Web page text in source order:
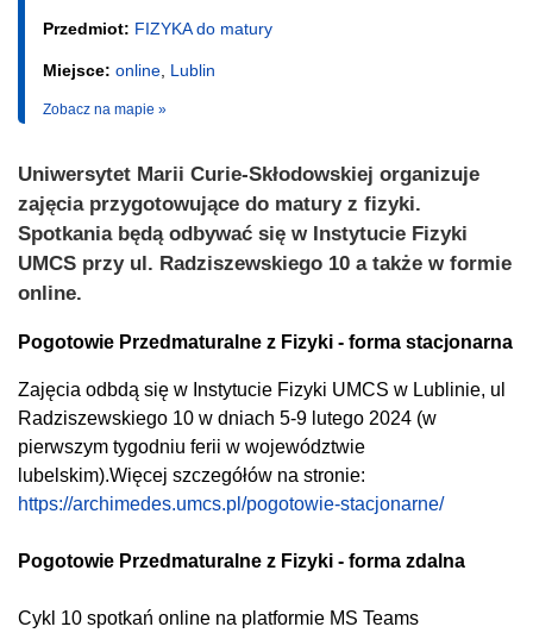
Przedmiot: FIZYKA do matury
Miejsce: online Lublin
Zobacz na mapie »
Uniwersytet Marii Curie-Skłodowskiej organizuje
zajęcia przygotowujące do matury z fizyki.
Spotkania będą odbywać się w Instytucie Fizyki
UMCS przy ul. Radziszewskiego 10 a także w formie
online.
Pogotowie Przedmaturalne z Fizyki - forma stacjonarna
Zajęcia odbdą się w Instytucie Fizyki UMCS w Lublinie, ul
Radziszewskiego 10 w dniach 5-9 lutego 2024 (w
pierwszym tygodniu ferii w województwie
lubelskim).Więcej szczegółów na stronie:
https://archimedes.umcs.pl/pogotowie-stacjonarne/
Pogotowie Przedmaturalne z Fizyki - forma zdalna
Cykl 10 spotkań online na platformie MS Teams